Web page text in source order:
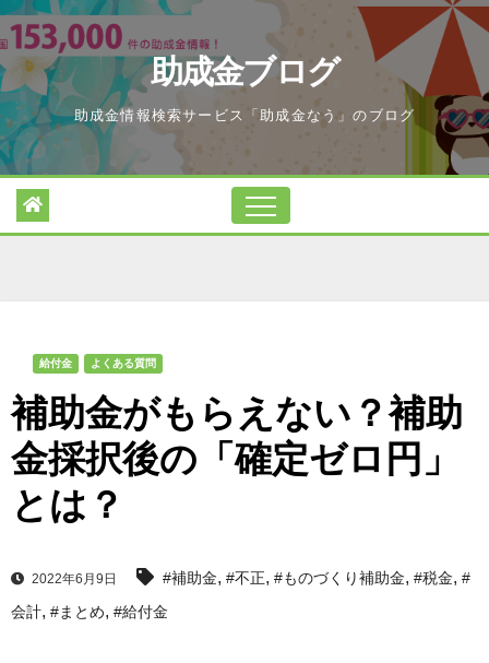
Skip
to
content
助成金ブログ
助成金情報検索サービス「助成金なう」のブログ
給付金 よくある質問
補助金がもらえない？補助
金採択後の「確定ゼロ円」
とは？
2022年6月9日 #補助金, #不正, #ものづくり補助金, #税金, #
会計, #まとめ, #給付金